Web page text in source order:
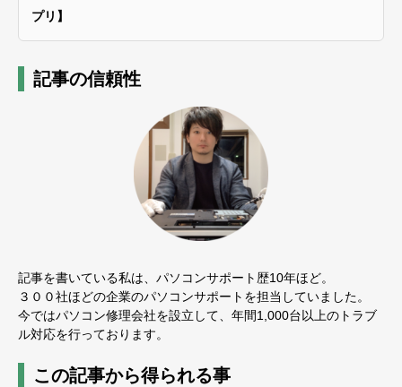
プリ】
記事の信頼性
記事を書いている私は、パソコンサポート歴10年ほど。
３００社ほどの企業のパソコンサポートを担当していました。
今ではパソコン修理会社を設立して、年間1,000台以上のトラブ
ル対応を行っております。
この記事から得られる事